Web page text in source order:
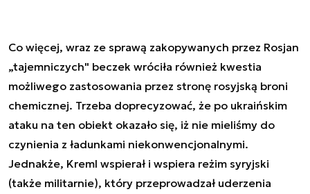
Co więcej, wraz ze sprawą zakopywanych przez Rosjan
„tajemniczych" beczek wróciła również kwestia
możliwego zastosowania przez stronę rosyjską broni
chemicznej. Trzeba doprecyzować, że po ukraińskim
ataku na ten obiekt okazało się, iż nie mieliśmy do
czynienia z ładunkami niekonwencjonalnymi.
Jednakże, Kreml wspierał i wspiera reżim syryjski
(także militarnie), który przeprowadzał uderzenia